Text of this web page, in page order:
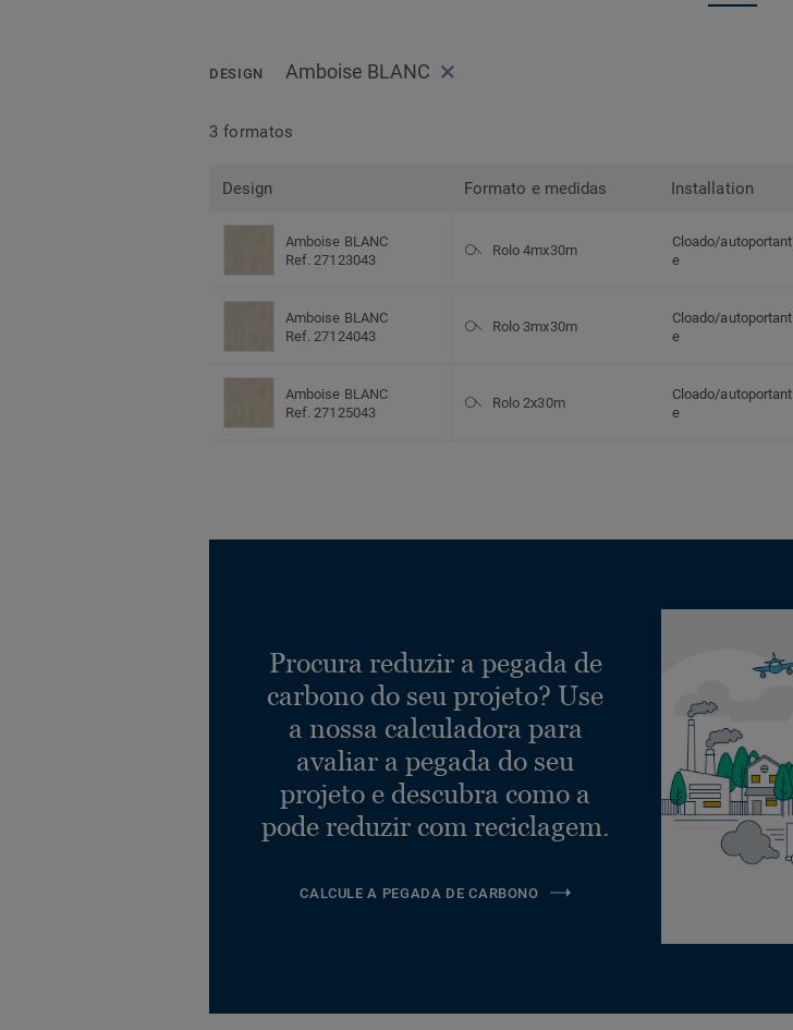
DESIGN Amboise BLANC
3 formatos
Design Formato e medidas Installation
Amboise BLANC
Ref. 27123043
Rolo 4mx30m
Cloado/autoportant
e
Amboise BLANC
Ref. 27124043
Rolo 3mx30m
Cloado/autoportant
e
Amboise BLANC
Ref. 27125043
Rolo 2x30m
Cloado/autoportant
e
Procura reduzir a pegada de
carbono do seu projeto? Use
a nossa calculadora para
avaliar a pegada do seu
projeto e descubra como a
pode reduzir com reciclagem.
CALCULE A PEGADA DE CARBONO